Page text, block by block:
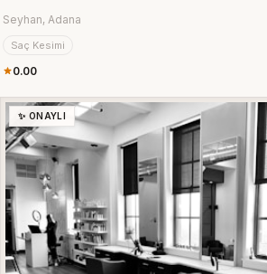
Seyhan, Adana
Saç Kesimi
0.00
✨ ONAYLI